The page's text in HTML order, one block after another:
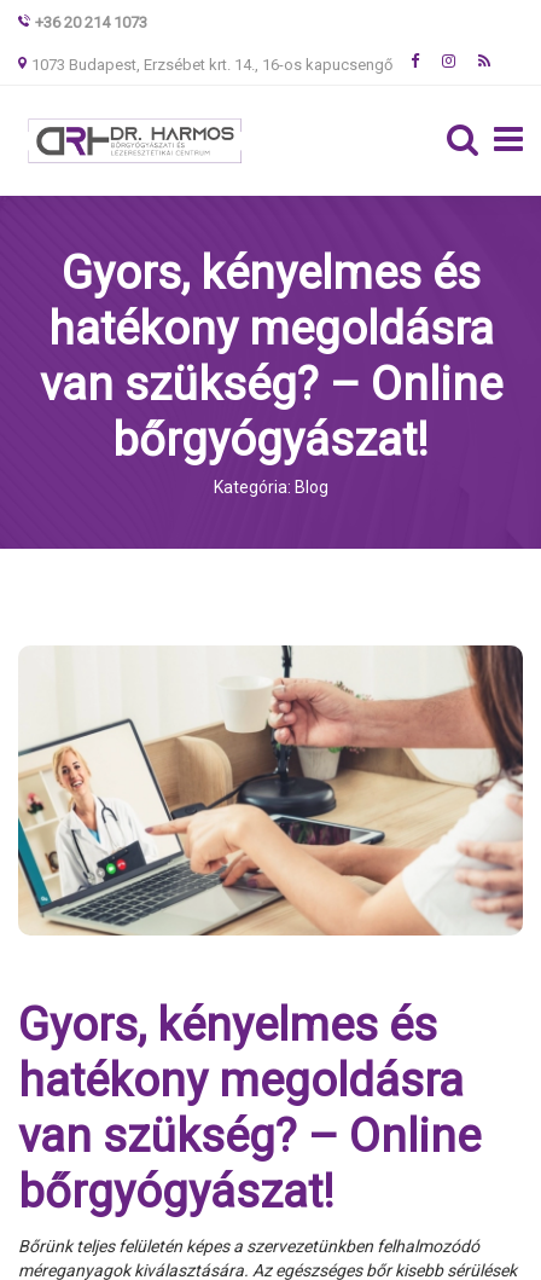
+36 20 214 1073
1073 Budapest, Erzsébet krt. 14., 16-os kapucsengő
Gyors, kényelmes és
hatékony megoldásra
van szükség? – Online
bőrgyógyászat!
Kategória: Blog
Gyors, kényelmes és
hatékony megoldásra
van szükség? – Online
bőrgyógyászat!
Bőrünk teljes felületén képes a szervezetünkben felhalmozódó
méreganyagok kiválasztására. Az egészséges bőr kisebb sérülések